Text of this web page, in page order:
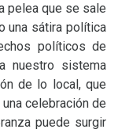
pelea que se sale
una sátira política
políticos de
nuestro sistema
de lo local, que
celebración de
puede surgir